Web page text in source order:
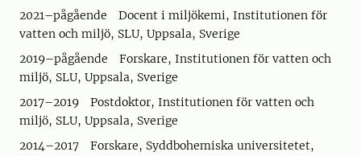
2021–pågående Docent i miljökemi, Institutionen för
vatten och miljö, SLU, Uppsala, Sverige
2019–pågående Forskare, Institutionen för vatten och
miljö, SLU, Uppsala, Sverige
2017–2019 Postdoktor, Institutionen för vatten och
miljö, SLU, Uppsala, Sverige
2014–2017 Forskare, Syddbohemiska universitetet,